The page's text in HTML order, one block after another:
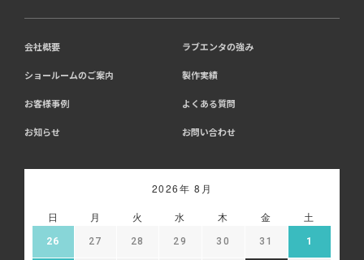
会社概要 ラブエンタの強み
ショールームのご案内 製作実績
お客様事例 よくある質問
お知らせ お問い合わせ
2026年 8月
日 月 火 水 木 金 土
26 27 28 29 30 31 1